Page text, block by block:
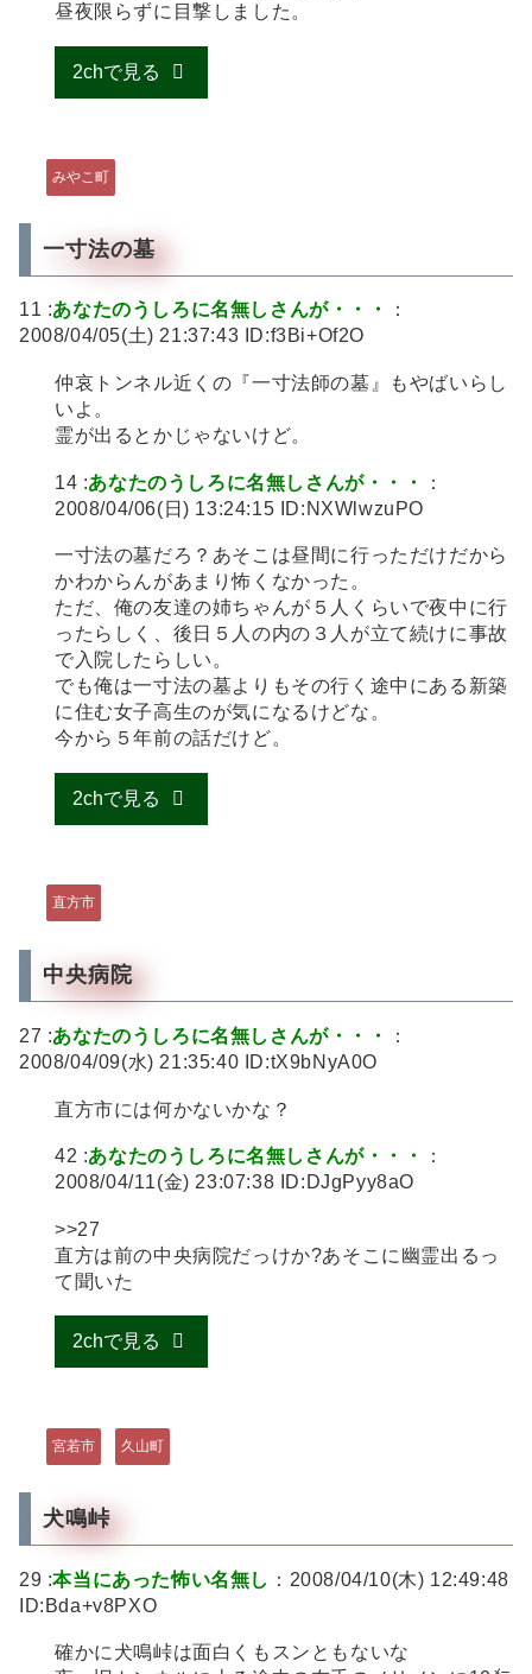
昼夜限らずに目撃しました。
2chで見る
みやこ町
一寸法の墓
11 :あなたのうしろに名無しさんが・・・
：
2008/04/05(土) 21:37:43 ID:f3Bi+Of2O
仲哀トンネル近くの『一寸法師の墓』もやばいらし
いよ。
霊が出るとかじゃないけど。
14 :あなたのうしろに名無しさんが・・・
：
2008/04/06(日) 13:24:15 ID:NXWlwzuPO
一寸法の墓だろ？あそこは昼間に行っただけだから
かわからんがあまり怖くなかった。
ただ、俺の友達の姉ちゃんが５人くらいで夜中に行
ったらしく、後日５人の内の３人が立て続けに事故
で入院したらしい。
でも俺は一寸法の墓よりもその行く途中にある新築
に住む女子高生のが気になるけどな。
今から５年前の話だけど。
2chで見る
直方市
中央病院
27 :あなたのうしろに名無しさんが・・・
：
2008/04/09(水) 21:35:40 ID:tX9bNyA0O
直方市には何かないかな？
42 :あなたのうしろに名無しさんが・・・
：
2008/04/11(金) 23:07:38 ID:DJgPyy8aO
>>27
直方は前の中央病院だっけか?あそこに幽霊出るっ
て聞いた
2chで見る
宮若市 久山町
犬鳴峠
29 :本当にあった怖い名無し ：2008/04/10(木) 12:49:48
ID:Bda+v8PXO
確かに犬鳴峠は面白くもスンともないな